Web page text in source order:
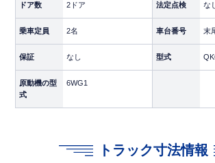
メーカー・車種 いすゞ／ギガ（トラ
キャブ ハイルーフ
エンジン出力 420馬力
走行距離 542,000km
ドア数 2ドア 法定点検 な
乗車定員 2名 車台番号 末
保証 なし 型式
原動機の型
式
6WG1
トラック寸法情報